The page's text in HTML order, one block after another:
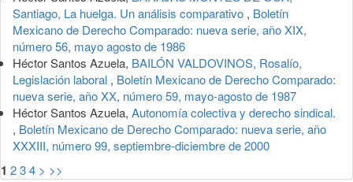
Santiago, La huelga. Un análisis comparativo , Boletín
Mexicano de Derecho Comparado: nueva serie, año XIX,
número 56, mayo agosto de 1986
Héctor Santos Azuela, BAILÓN VALDOVINOS, Rosalío,
Legislación laboral , Boletín Mexicano de Derecho Comparado:
nueva serie, año XX, número 59, mayo-agosto de 1987
Héctor Santos Azuela, Autonomía colectiva y derecho sindical.
, Boletín Mexicano de Derecho Comparado: nueva serie, año
XXXIII, número 99, septiembre-diciembre de 2000
1 234 > >>